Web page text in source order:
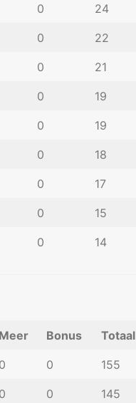
0 24
0 22
0 21
0 19
0 19
0 18
0 17
0 15
0 14
Meer Bonus Totaal
0 0 155
0 0 145